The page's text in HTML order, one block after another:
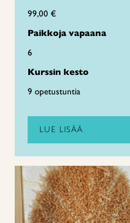
99,00 €
Paikkoja vapaana
6
Kurssin kesto
9 opetustuntia
LUE LISÄÄ